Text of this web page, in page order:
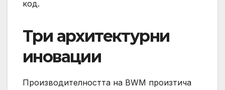
код.
Три архитектурни
иновации
Производителността на BWM произтича